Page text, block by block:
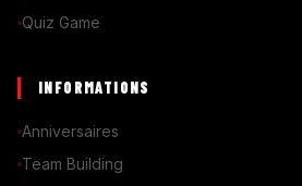
Quiz Game
INFORMATIONS
Anniversaires
Team Building